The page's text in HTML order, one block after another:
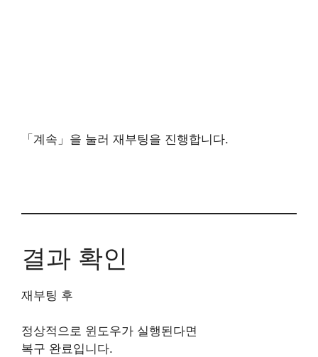
「계속」을 눌러 재부팅을 진행합니다.
결과 확인
재부팅 후
정상적으로 윈도우가 실행된다면
복구 완료입니다.